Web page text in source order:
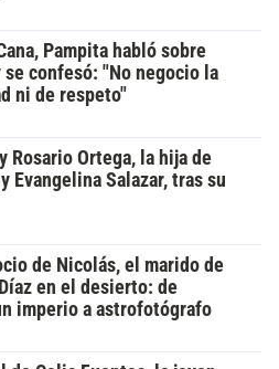
Pampita habló sobre
se confesó: "No negocio la
ni de respeto"
Rosario Ortega, la hija de
Evangelina Salazar, tras su
de Nicolás, el marido de
en el desierto: de
imperio a astrofotógrafo